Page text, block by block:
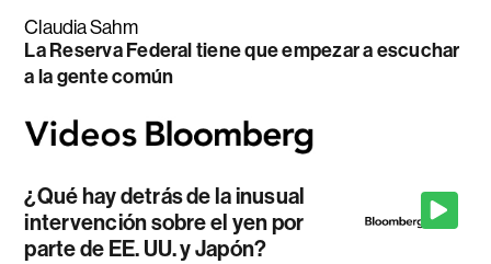
Claudia Sahm
La Reserva Federal tiene que empezar a escuchar
a la gente común
¿Qué hay detrás de la inusual
intervención sobre el yen por
parte de EE. UU. y Japón?